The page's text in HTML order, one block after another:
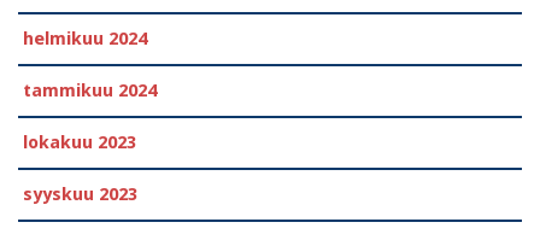
helmikuu 2024
tammikuu 2024
lokakuu 2023
syyskuu 2023